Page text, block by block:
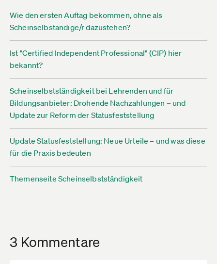
Wie den ersten Auftag bekommen, ohne als
Scheinselbständige/r dazustehen?
Ist "Certified Independent Professional" (CIP) hier
bekannt?
Scheinselbstständigkeit bei Lehrenden und für
Bildungsanbieter: Drohende Nachzahlungen – und
Update zur Reform der Statusfeststellung
Update Statusfeststellung: Neue Urteile – und was diese
für die Praxis bedeuten
Themenseite Scheinselbstständigkeit
3 Kommentare